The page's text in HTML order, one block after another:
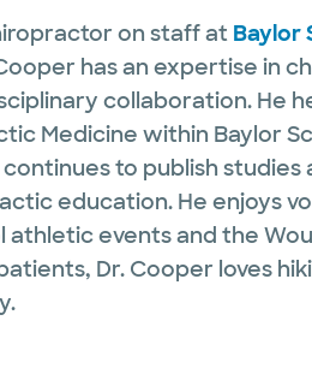
on staff at Baylor
has an expertise in
collaboration. He
Medicine within Baylor
to publish
education. He enjoys
athletic events and the
Dr. Cooper loves